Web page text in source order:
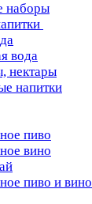
наборы
вода
нектары
напитки
пиво
вино
пиво и вино